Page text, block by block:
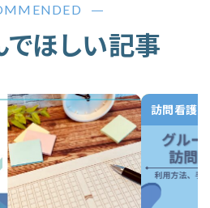
でほしい記事
訪問看護